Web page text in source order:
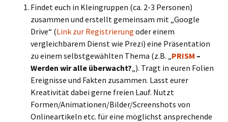
Findet euch in Kleingruppen (ca. 2-3 Personen)
zusammen und erstellt gemeinsam mit „Google
Drive“ (Link zur Registrierung oder einem
vergleichbarem Dienst wie Prezi) eine Präsentation
zu einem selbstgewählten Thema (z.B. „PRISM –
Werden wir alle überwacht?„). Tragt in euren Folien
Ereignisse und Fakten zusammen. Lasst eurer
Kreativität dabei gerne freien Lauf. Nutzt
Formen/Animationen/Bilder/Screenshots von
Onlineartikeln etc. für eine möglichst ansprechende